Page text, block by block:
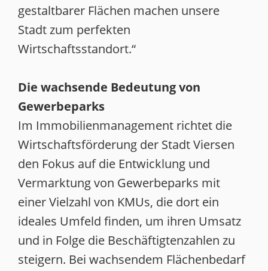
gestaltbarer Flächen machen unsere
Stadt zum perfekten
Wirtschaftsstandort.“
Die wachsende Bedeutung von
Gewerbeparks
Im Immobilienmanagement richtet die
Wirtschaftsförderung der Stadt Viersen
den Fokus auf die Entwicklung und
Vermarktung von Gewerbeparks mit
einer Vielzahl von KMUs, die dort ein
ideales Umfeld finden, um ihren Umsatz
und in Folge die Beschäftigtenzahlen zu
steigern. Bei wachsendem Flächenbedarf